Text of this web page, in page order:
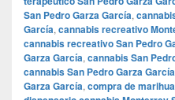
San Pedro Garza García,
García, cannabis recreativo
cannabis recreativo San Pedro
Garza García, cannabis San
cannabis San Pedro Garza García
Garza García, compra de